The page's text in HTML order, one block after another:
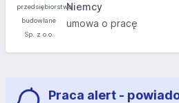
Niemcy
umowa o pracę
Praca alert -